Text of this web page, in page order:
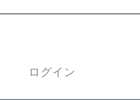
ログイン